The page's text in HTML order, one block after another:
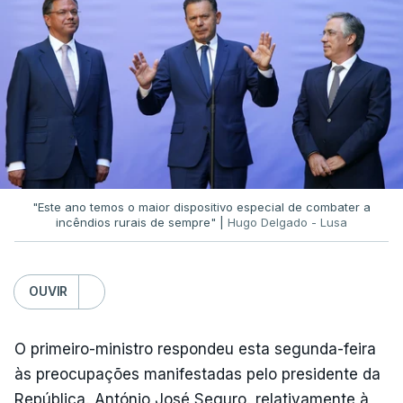
serenidade interna e externa
da instituição e diz
que só a investigação vai permitir apurar se houve
ou não imprudências.
Já a ministra da Justiça, em reação à auditoria
feita à Polícia Judiciária, disse que a ação pautou-
se por um único objetivo:"proteger a PJ e
defender as instituições".
ERRO
100
ERROR ON HTML5 MEDIA ELEMENT
ESTE CONTEÚDO ESTÁ NESTE
MOMENTO INDISPONÍVEL
"Este ano temos o maior dispositivo especial de combater a
incêndios rurais de sempre" | Hugo Delgado - Lusa
OUVIR
O primeiro-ministro respondeu esta segunda-feira
às preocupações manifestadas pelo presidente da
República, António José Seguro, relativamente à